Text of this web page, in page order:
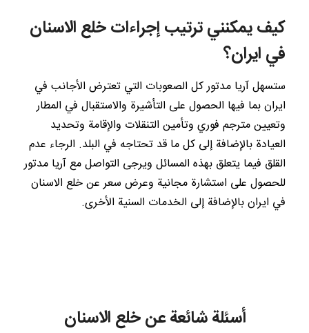
كيف يمكنني ترتيب إجراءات خلع الاسنان
في ايران؟
ستسهل آريا مدتور كل الصعوبات التي تعترض الأجانب في
ايران بما فيها الحصول على التأشيرة والاستقبال في المطار
وتعيين مترجم فوري وتأمين التنقلات والإقامة وتحديد
العيادة بالإضافة إلى كل ما قد تحتاجه في البلد. الرجاء عدم
القلق فيما يتعلق بهذه المسائل ويرجى التواصل مع آريا مدتور
للحصول على استشارة مجانية وعرض سعر عن خلع الاسنان
في ايران بالإضافة إلى الخدمات السنية الأخرى.
أسئلة شائعة عن خلع الاسنان